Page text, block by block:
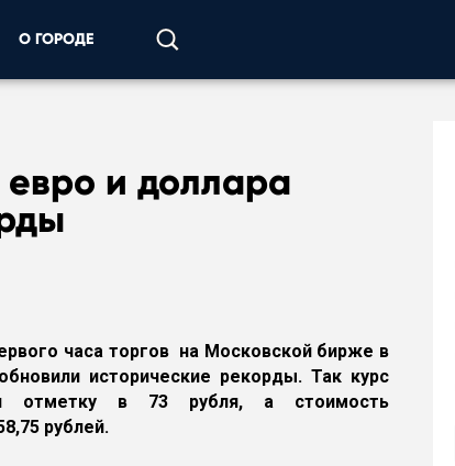
О ГОРОДЕ
и доллара
часа торгов на Московской бирже в
исторические рекорды. Так курс
отметку в 73 рубля, а стоимость
рублей.